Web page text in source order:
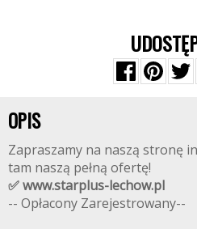
OPIS
Zapraszamy na naszą stronę
tam naszą pełną ofertę!
✅ www.starplus-lechow.pl
-- Opłacony Zarejestrowany--